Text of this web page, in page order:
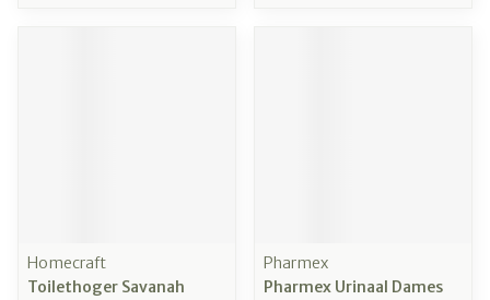
Homecraft
Toilethoger Savanah
Pharmex
Pharmex Urinaal Dames